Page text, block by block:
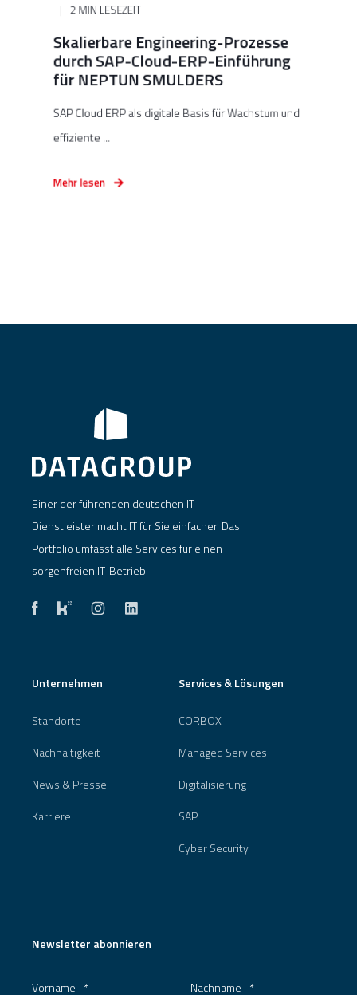
2 MIN LESEZEIT
Skalierbare Engineering-Prozesse
durch SAP-Cloud-ERP-Einführung
für NEPTUN SMULDERS
SAP Cloud ERP als digitale Basis für Wachstum und
effiziente ...
Mehr lesen
Einer der führenden deutschen IT
Dienstleister macht IT für Sie einfacher. Das
Portfolio umfasst alle Services für einen
sorgenfreien IT-Betrieb.
Unternehmen
Standorte
Nachhaltigkeit
News & Presse
Karriere
Services & Lösungen
CORBOX
Managed Services
Digitalisierung
SAP
Cyber Security
Newsletter abonnieren
Vorname * Nachname *